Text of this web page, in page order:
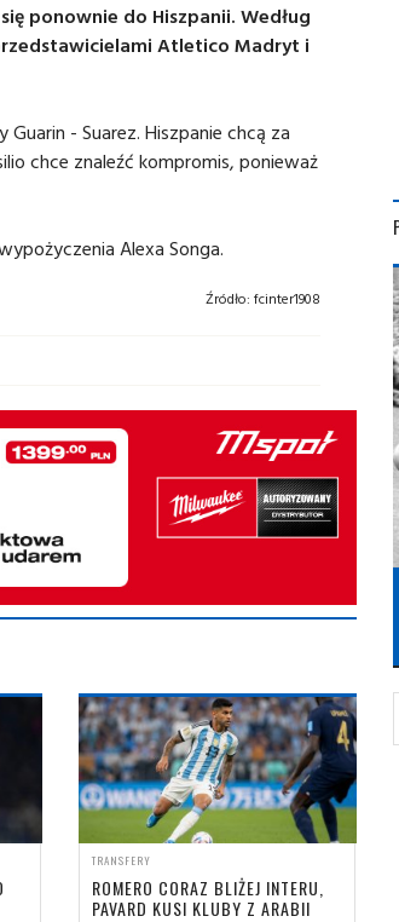
ponownie do Hiszpanii. Według
Atletico Madryt i
- Suarez. Hiszpanie chcą za
chce znaleźć kompromis, ponieważ
Alexa Songa.
Źródło: fcinter1908
TRANSFERY
ROMERO CORAZ BLIŻEJ INTERU,
PAVARD KUSI KLUBY Z ARABII